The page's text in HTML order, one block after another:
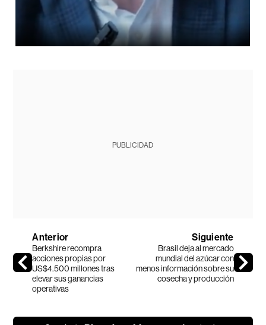
PUBLICIDAD
Anterior
Berkshire recompra
acciones propias por
US$4.500 millones tras
elevar sus ganancias
operativas
Siguiente
Brasil deja al mercado
mundial del azúcar con
menos información sobre su
cosecha y producción